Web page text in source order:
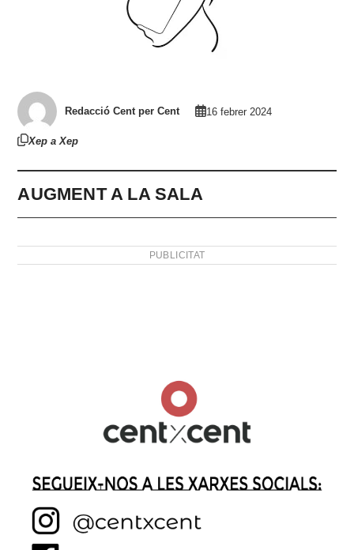
Redacció Cent per Cent 16 febrer 2024
Xep a Xep
AUGMENT A LA SALA
PUBLICITAT